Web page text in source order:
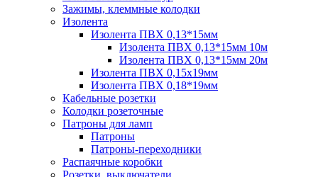
Зажимы, клеммные колодки
Изолента
Изолента ПВХ 0,13*15мм
Изолента ПВХ 0,13*15мм 10м
Изолента ПВХ 0,13*15мм 20м
Изолента ПВХ 0,15х19мм
Изолента ПВХ 0,18*19мм
Кабельные розетки
Колодки розеточные
Патроны для ламп
Патроны
Патроны-переходники
Распаячные коробки
Розетки, выключатели